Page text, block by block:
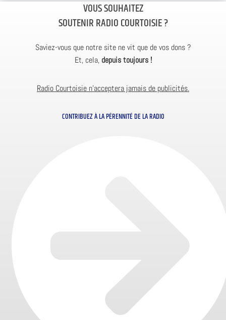
VOUS SOUHAITEZ
SOUTENIR RADIO COURTOISIE ?
Saviez-vous que notre site ne vit que de vos dons ?
Et, cela, depuis toujours !
Radio Courtoisie n’acceptera jamais de publicités.
CONTRIBUEZ À LA PÉRENNITÉ DE LA RADIO